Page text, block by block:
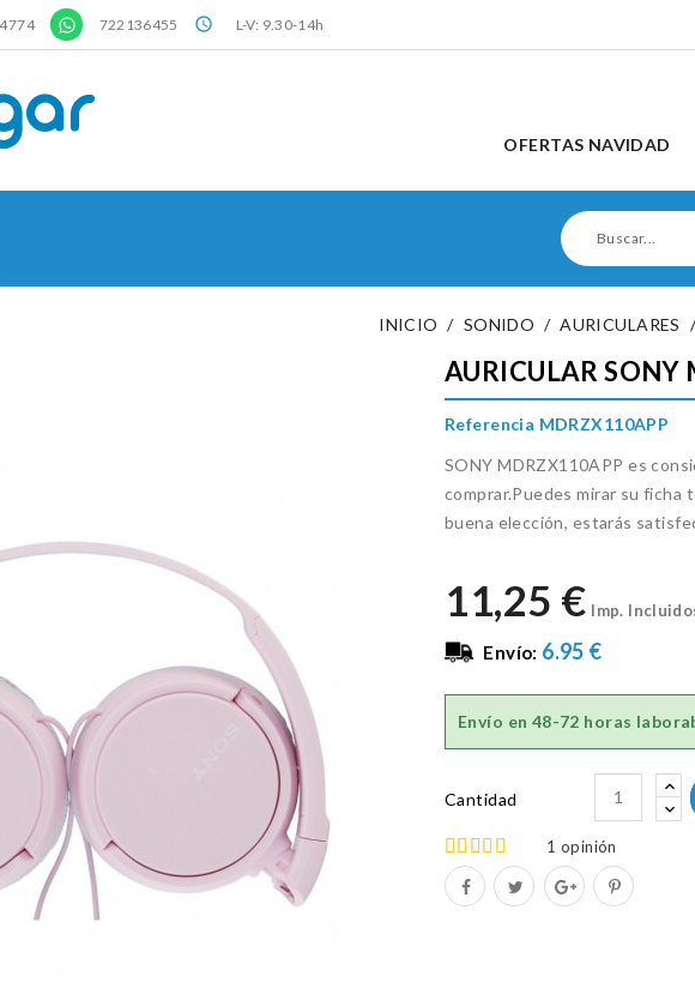
' 722136455 query_builder L-V: 9.30-14h
OFERTAS NAVIDAD
INICIO SONIDO AURICULARES
AURICULAR
Referencia MDRZX110APP
SONY MDRZX110APP es
comprar.Puedes mirar su ficha
buena elección, estarás
11,25 € Imp.
Envío: 6.95 €
Envío en 48-72 horas
Cantidad
1 opinión